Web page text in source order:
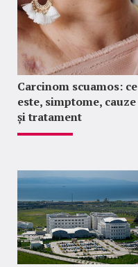
Carcinom scuamos: ce
este, simptome, cauze
și tratament